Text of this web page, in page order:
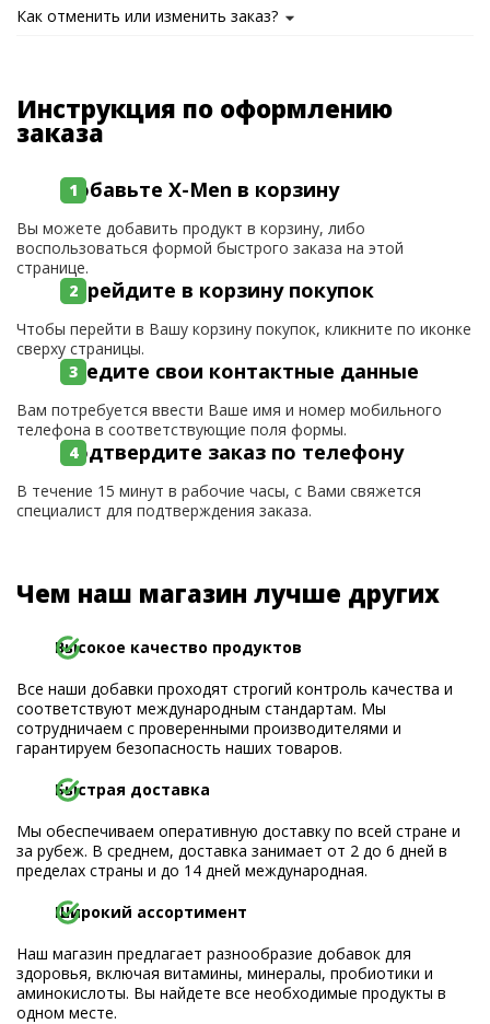
Как отменить или изменить заказ?
Инструкция по оформлению
заказа
Добавьте X-Men в корзину
Вы можете добавить продукт в корзину, либо
воспользоваться формой быстрого заказа на этой
странице.
Перейдите в корзину покупок
Чтобы перейти в Вашу корзину покупок, кликните по иконке
сверху страницы.
Введите свои контактные данные
Вам потребуется ввести Ваше имя и номер мобильного
телефона в соответствующие поля формы.
Подтвердите заказ по телефону
В течение 15 минут в рабочие часы, с Вами свяжется
специалист для подтверждения заказа.
Чем наш магазин лучше других
Высокое качество продуктов
Все наши добавки проходят строгий контроль качества и
соответствуют международным стандартам. Мы
сотрудничаем с проверенными производителями и
гарантируем безопасность наших товаров.
Быстрая доставка
Мы обеспечиваем оперативную доставку по всей стране и
за рубеж. В среднем, доставка занимает от 2 до 6 дней в
пределах страны и до 14 дней международная.
Широкий ассортимент
Наш магазин предлагает разнообразие добавок для
здоровья, включая витамины, минералы, пробиотики и
аминокислоты. Вы найдете все необходимые продукты в
одном месте.